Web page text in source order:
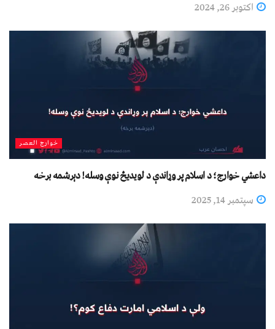
اکتوبر 26, 2024
خوارج العصر
داعشي خوارج؛ د اسلام پر وړاندې د لویدیځ نوې وسله! دېرشمه برخه
سپتمبر 14, 2025